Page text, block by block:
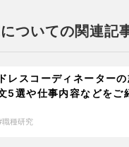
ついての関連記
ドレスコーディネーター
5選や仕事内容などをご
職種研究